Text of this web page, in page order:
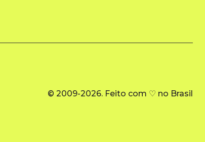
© 2009-2026. Feito com ♡ no Brasil